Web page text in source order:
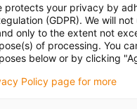
protects your privacy by
(GDPR). We will
only to the extent not
of processing. You
below or by clicking
Policy page for more